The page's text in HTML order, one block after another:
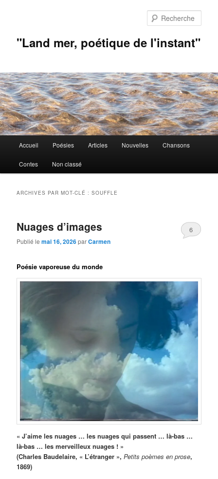
"Land mer, poétique de l'instant"
principal
Accueil Poésies Articles Nouvelles Chansons
Contes Non classé
ARCHIVES PAR MOT-CLÉ :SOUFFLE
Nuages d’images
Publié lemai 16, 2026parCarmen
6
Poésie vaporeuse du monde
« J’aime les nuages … les nuages qui passent … là-bas …
là-bas … les merveilleux nuages ! »
(Charles Baudelaire, « L’étranger »,Petits poèmes en prose,
1869)